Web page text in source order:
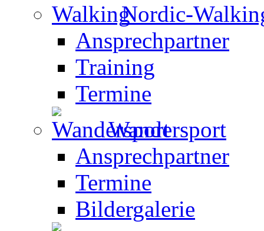
Nordic-
Ansprechpartner
Training
Termine
Wandersport
Ansprechpartner
Termine
Bildergalerie